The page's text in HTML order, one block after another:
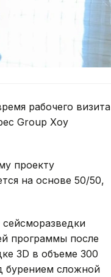
рабочего визита
Group Хоу
проекту
на основе 50/50,
сейсморазведки
программы после
3D в объеме 300
бурением сложной